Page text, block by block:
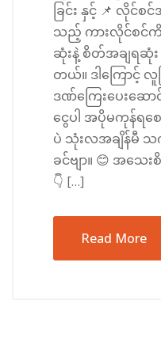
ခြင်း နှင့် 📌 လိုင်စ
သည့် ကားလိုင်စင်
ဆုံးနဲ့ စိတ်အချရဆုံး
တယ်။ ဒါကြောင့်
ဒဏ်ကြေးပေးဆောင်
ငွေပါ အပိုမကုန်ရစ
ပဲ သုံးလအချိန်မီ သ
ခင်ဗျာ။ 😊 အသ
👇 […]
Read More